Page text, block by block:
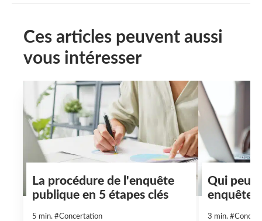
Ces articles peuvent aussi
vous intéresser
La procédure de l'enquête
publique en 5 étapes clés
5 min. #Concertation
Qui peut
enquête
3 min.